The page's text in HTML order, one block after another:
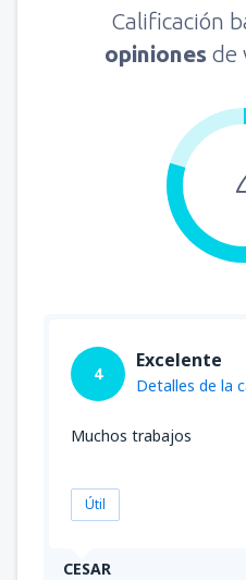
Calificación
opiniones de
CESAR
4
Excelente
Detalles de la
Muchos trabajos
Útil